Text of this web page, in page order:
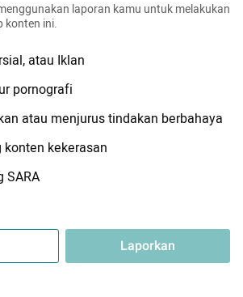
laporan kamu untuk melakukan
konten ini.
atau Iklan
pornografi
atau menjurus tindakan berbahaya
kekerasan
SARA
Laporkan